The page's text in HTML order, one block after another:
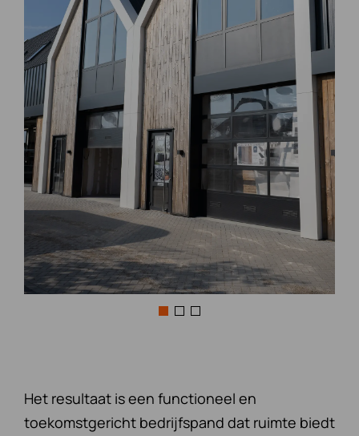
Het resultaat is een functioneel en
toekomstgericht bedrijfspand dat ruimte biedt